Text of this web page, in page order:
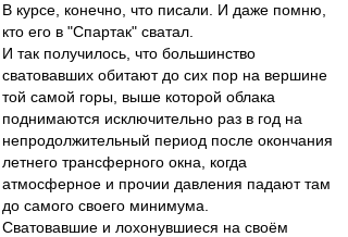
В курсе, конечно, что писали. И даже помню,
кто его в "Спартак" сватал.
И так получилось, что большинство
сватовавших обитают до сих пор на вершине
той самой горы, выше которой облака
поднимаются исключительно раз в год на
непродолжительный период после окончания
летнего трансферного окна, когда
атмосферное и прочии давления падают там
до самого своего минимума.
Сватовавшие и лохонувшиеся на своём